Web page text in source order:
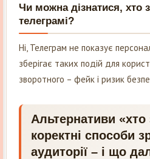
Чи можна дізнатися, хто
телеграмі?
Ні, Телеграм не показує
зберігає таких подій для
зворотного – фейк і ризик
Альтернативи «хто
коректні способи
аудиторії – і що